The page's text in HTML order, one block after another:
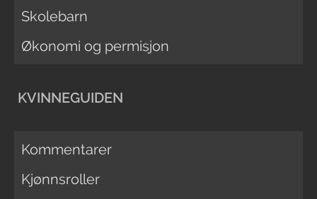
Skolebarn
Økonomi og permisjon
KVINNEGUIDEN
Kommentarer
Kjønnsroller